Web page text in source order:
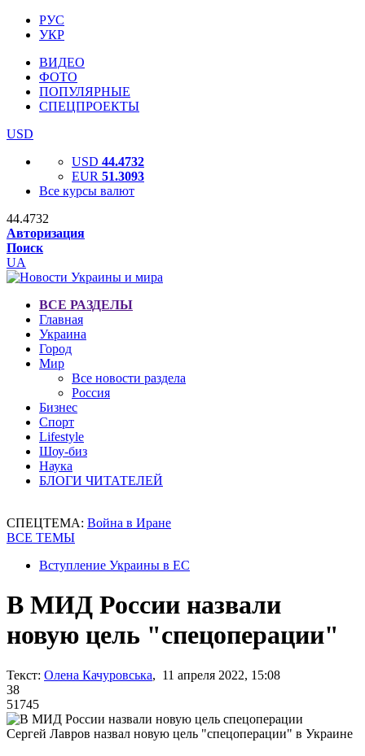
РУС
УКР
ВИДЕО
ФОТО
ПОПУЛЯРНЫЕ
СПЕЦПРОЕКТЫ
USD
USD 44.4732
EUR 51.3093
Все курсы валют
44.4732
Авторизация
Поиск
UA
ВСЕ РАЗДЕЛЫ
Главная
Украина
Город
Мир
Все новости раздела
Россия
Бизнес
Спорт
Lifestyle
Шоу-биз
Наука
БЛОГИ ЧИТАТЕЛЕЙ
СПЕЦТЕМА: Война в Иране
ВСЕ ТЕМЫ
Вступление Украины в ЕС
В МИД России назвали
новую цель "спецоперации"
Текст: Олена Качуровська, 11 апреля 2022, 15:08
38
51745
Сергей Лавров назвал новую цель "спецоперации" в Украине